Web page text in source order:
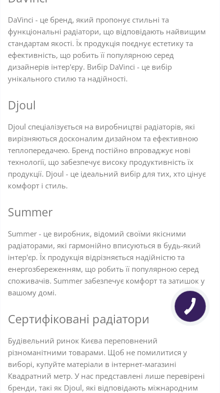
DaVinci - це бренд, який пропонує стильні та
функціональні радіатори, що відповідають найвищим
стандартам якості. Їх продукція поєднує естетику та
ефективність, що робить її популярною серед
дизайнерів інтер'єру. Вибір DaVinci - це вибір
унікального стилю та надійності.
Djoul
Djoul спеціалізується на виробництві радіаторів, які
вирізняються досконалим дизайном та ефективною
теплопередачею. Бренд постійно впроваджує нові
технології, що забезпечує високу продуктивність їх
продукції. Djoul - це ідеальний вибір для тих, хто цінує
комфорт і стиль.
Summer
Summer - це виробник, відомий своїми якісними
радіаторами, які гармонійно вписуються в будь-який
інтер'єр. Їх продукція відрізняється надійністю та
енергозбереженням, що робить її популярною серед
споживачів. Summer забезпечує комфорт та затишок у
вашому домі.
Сертифіковані радіатори
Будівельний ринок Києва переповнений
різноманітними товарами. Щоб не помилитися у
виборі, купуйте матеріали в інтернет-магазині
Квадратний метр. У нас представлені лише перевірені
бренди, такі як Djoul, які відповідають міжнародним